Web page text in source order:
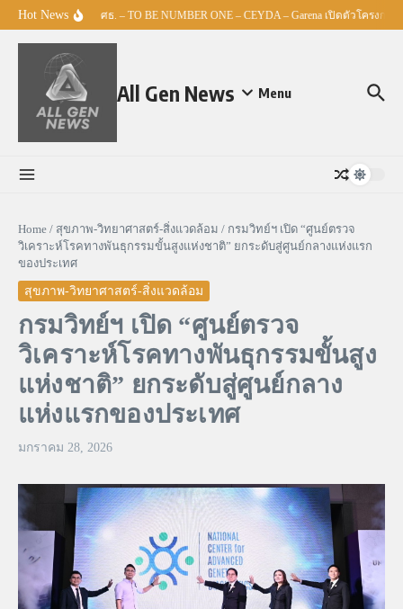
Skip to content
Hot News ศธ. – TO BE NUMBER ONE – CEYDA – Garena เปิดตัวโครงกา
All Gen News Menu
Home / สุขภาพ-วิทยาศาสตร์-สิ่งแวดล้อม / กรมวิทย์ฯ เปิด “ศูนย์ตรวจ
วิเคราะห์โรคทางพันธุกรรมขั้นสูงแห่งชาติ” ยกระดับสู่ศูนย์กลางแห่งแรก
ของประเทศ
สุขภาพ-วิทยาศาสตร์-สิ่งแวดล้อม
กรมวิทย์ฯ เปิด “ศูนย์ตรวจ
วิเคราะห์โรคทางพันธุกรรมขั้นสูง
แห่งชาติ” ยกระดับสู่ศูนย์กลาง
แห่งแรกของประเทศ
มกราคม 28, 2026